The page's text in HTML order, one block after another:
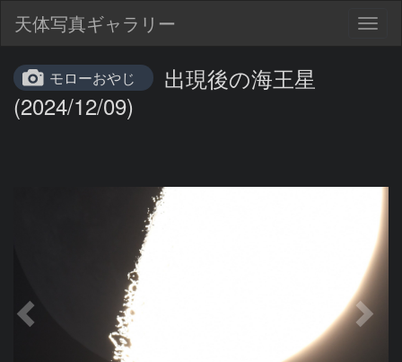
天体写真ギャラリー
モローおやじ
出現後の海王星
(2024/12/09)